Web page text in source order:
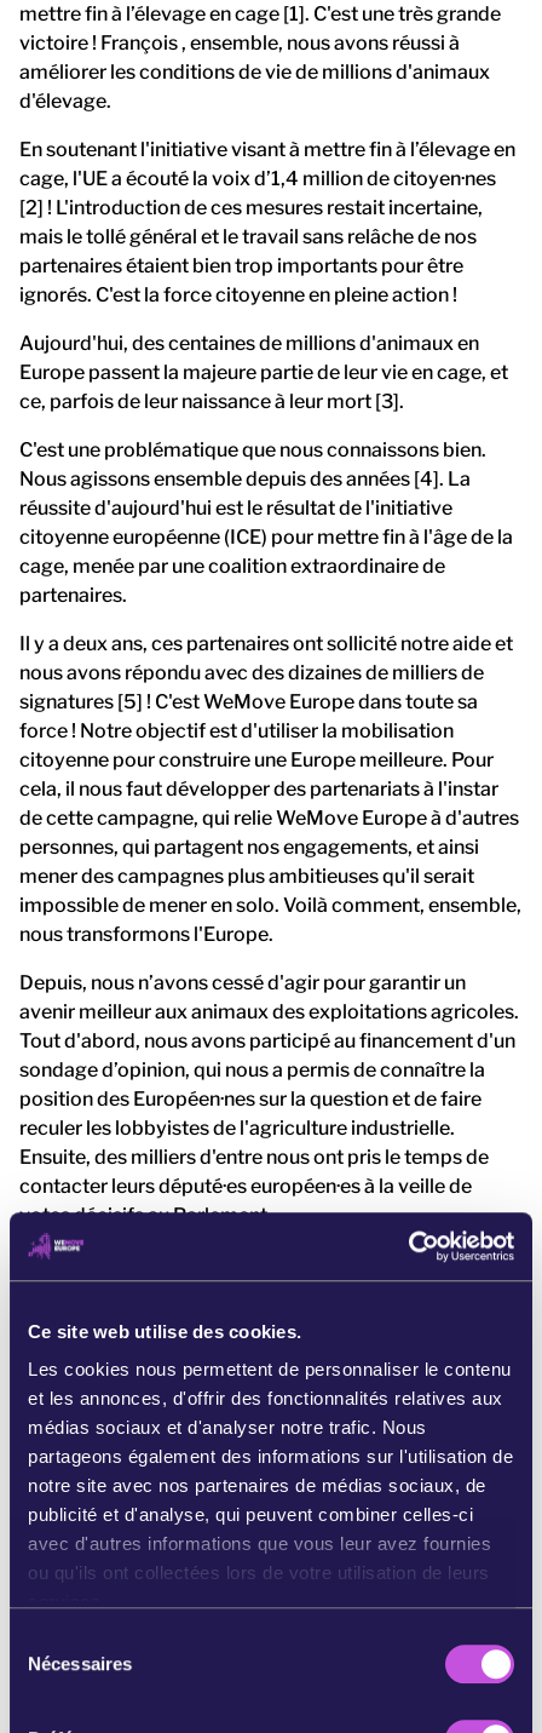
Ce site web utilise des cookies.
Les cookies nous permettent de personnaliser le contenu
et les annonces, d'offrir des fonctionnalités relatives aux
médias sociaux et d'analyser notre trafic. Nous
partageons également des informations sur l'utilisation de
notre site avec nos partenaires de médias sociaux, de
publicité et d'analyse, qui peuvent combiner celles-ci
avec d'autres informations que vous leur avez fournies
ou qu'ils ont collectées lors de votre utilisation de leurs
Nécessaires
mettre fin à l’élevage en cage [1]. C'est une très grande
victoire ! François , ensemble, nous avons réussi à
améliorer les conditions de vie de millions d'animaux
d'élevage.
En soutenant l'initiative visant à mettre fin à l’élevage en
cage, l'UE a écouté la voix d’1,4 million de citoyen·nes
[2] ! L'introduction de ces mesures restait incertaine,
mais le tollé général et le travail sans relâche de nos
partenaires étaient bien trop importants pour être
ignorés. C'est la force citoyenne en pleine action !
Aujourd'hui, des centaines de millions d'animaux en
Europe passent la majeure partie de leur vie en cage, et
ce, parfois de leur naissance à leur mort [3].
C'est une problématique que nous connaissons bien.
Nous agissons ensemble depuis des années [4]. La
réussite d'aujourd'hui est le résultat de l'initiative
citoyenne européenne (ICE) pour mettre fin à l'âge de la
cage, menée par une coalition extraordinaire de
partenaires.
Il y a deux ans, ces partenaires ont sollicité notre aide et
nous avons répondu avec des dizaines de milliers de
signatures [5] ! C'est WeMove Europe dans toute sa
force ! Notre objectif est d'utiliser la mobilisation
citoyenne pour construire une Europe meilleure. Pour
cela, il nous faut développer des partenariats à l'instar
de cette campagne, qui relie WeMove Europe à d'autres
personnes, qui partagent nos engagements, et ainsi
mener des campagnes plus ambitieuses qu'il serait
impossible de mener en solo. Voilà comment, ensemble,
nous transformons l'Europe.
Depuis, nous n’avons cessé d'agir pour garantir un
avenir meilleur aux animaux des exploitations agricoles.
Tout d'abord, nous avons participé au financement d'un
sondage d’opinion, qui nous a permis de connaître la
position des Européen·nes sur la question et de faire
reculer les lobbyistes de l'agriculture industrielle.
Ensuite, des milliers d'entre nous ont pris le temps de
contacter leurs député·es européen·es à la veille de
votes décisifs au Parlement.
Notre contribution n'est pas passée inaperçue. L'équipe
constante de WeMove Europe : « Pour notre ICE,
expertise et leur soutien inconditionnel ont été
essentiels à la réussite de notre initiative. »
Ensemble, nous avons réussi à maintenir la pression.
Ainsi, lorsque Stélla Kyriakídou, la plus haute
responsable de l'UE en matière de santé, a annoncé la fin
de l’élevage en cage, c'est bien vous qu'elle a écouté.
HTTPS://TWITTER.COM/SKYRIAKIDESEU/STATUS/141019